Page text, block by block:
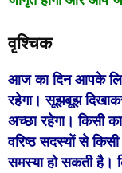
वृश्चिक
आज का दिन आपके
रहेगा। सूझबूझ
अच्छा रहेगा। किसी
वरिष्ठ सदस्यों से
समस्या हो सकती है।